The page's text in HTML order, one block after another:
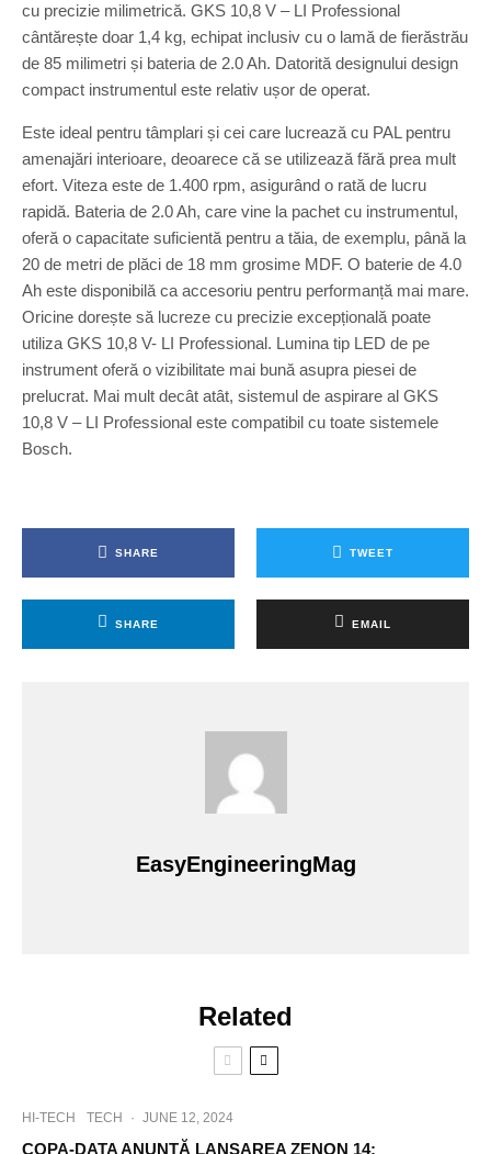
cu precizie milimetrică. GKS 10,8 V – LI Professional
cântărește doar 1,4 kg, echipat inclusiv cu o lamă de fierăstrău
de 85 milimetri și bateria de 2.0 Ah. Datorită designului design
compact instrumentul este relativ ușor de operat.
Este ideal pentru tâmplari și cei care lucrează cu PAL pentru
amenajări interioare, deoarece că se utilizează fără prea mult
efort. Viteza este de 1.400 rpm, asigurând o rată de lucru
rapidă. Bateria de 2.0 Ah, care vine la pachet cu instrumentul,
oferă o capacitate suficientă pentru a tăia, de exemplu, până la
20 de metri de plăci de 18 mm grosime MDF. O baterie de 4.0
Ah este disponibilă ca accesoriu pentru performanță mai mare.
Oricine dorește să lucreze cu precizie excepțională poate
utiliza GKS 10,8 V- LI Professional. Lumina tip LED de pe
instrument oferă o vizibilitate mai bună asupra piesei de
prelucrat. Mai mult decât atât, sistemul de aspirare al GKS
10,8 V – LI Professional este compatibil cu toate sistemele
Bosch.
SHARE TWEET
SHARE EMAIL
EasyEngineeringMag
Related
HI-TECH TECH · JUNE 12, 2024
COPA-DATA ANUNȚĂ LANSAREA ZENON 14: